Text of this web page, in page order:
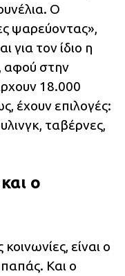
Ο
ψαρεύοντας»,
για τον ίδιο η
αφού στην
18.000
έχουν επιλογές:
ταβέρνες,
ο
είναι ο
Και ο